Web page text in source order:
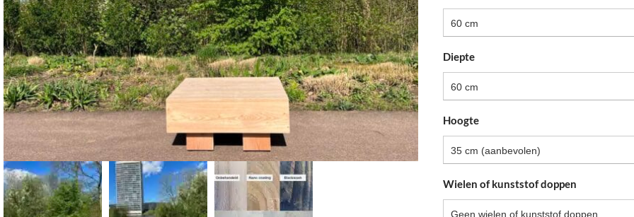
60 cm
Diepte
60 cm
Hoogte
35 cm (aanbevolen)
Wielen of kunststof doppen
Geen wielen of kunststof doppen